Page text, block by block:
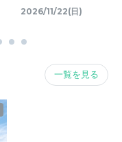
2026/11/22(日)
一覧を見る